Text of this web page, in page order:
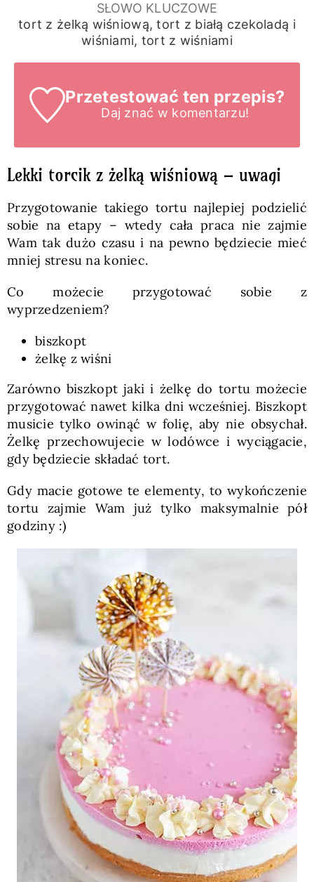
SŁOWO KLUCZOWE
tort z żelką wiśniową, tort z białą czekoladą i
wiśniami, tort z wiśniami
Przetestować ten przepis?
Daj znać w komentarzu!
Lekki torcik z żelką wiśniową – uwagi
Przygotowanie takiego tortu najlepiej podzielić
sobie na etapy – wtedy cała praca nie zajmie
Wam tak dużo czasu i na pewno będziecie mieć
mniej stresu na koniec.
Co możecie przygotować sobie z
wyprzedzeniem?
biszkopt
żelkę z wiśni
Zarówno biszkopt jaki i żelkę do tortu możecie
przygotować nawet kilka dni wcześniej. Biszkopt
musicie tylko owinąć w folię, aby nie obsychał.
Żelkę przechowujecie w lodówce i wyciągacie,
gdy będziecie składać tort.
Gdy macie gotowe te elementy, to wykończenie
tortu zajmie Wam już tylko maksymalnie pół
godziny :)